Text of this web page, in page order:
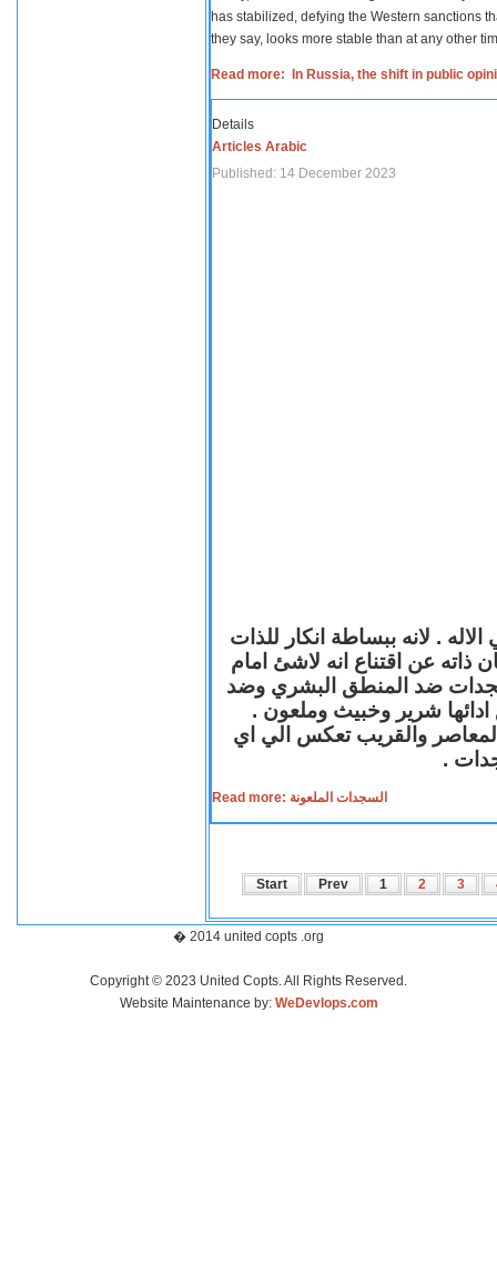
has stabilized, defying the Western sanctions
they say, looks more stable than at any other
Read more: In Russia, the shift in public
Details
Articles Arabic
Published: 14 December 2023
. لانه ببساطة انكار للذات
ذاته عن اقتناع انه لاشئ امام
ضد المنطق البشري وضد
ادائها شرير وخبيث وملعون .
المعاصر والقريب تعكس الي اي
.
Read more: السجدات الملعونة
Start Prev 1 2 3
� 2014 united copts .org
Copyright © 2023 United Copts. All Rights Reserved.
Website Maintenance by: WeDevlops.com